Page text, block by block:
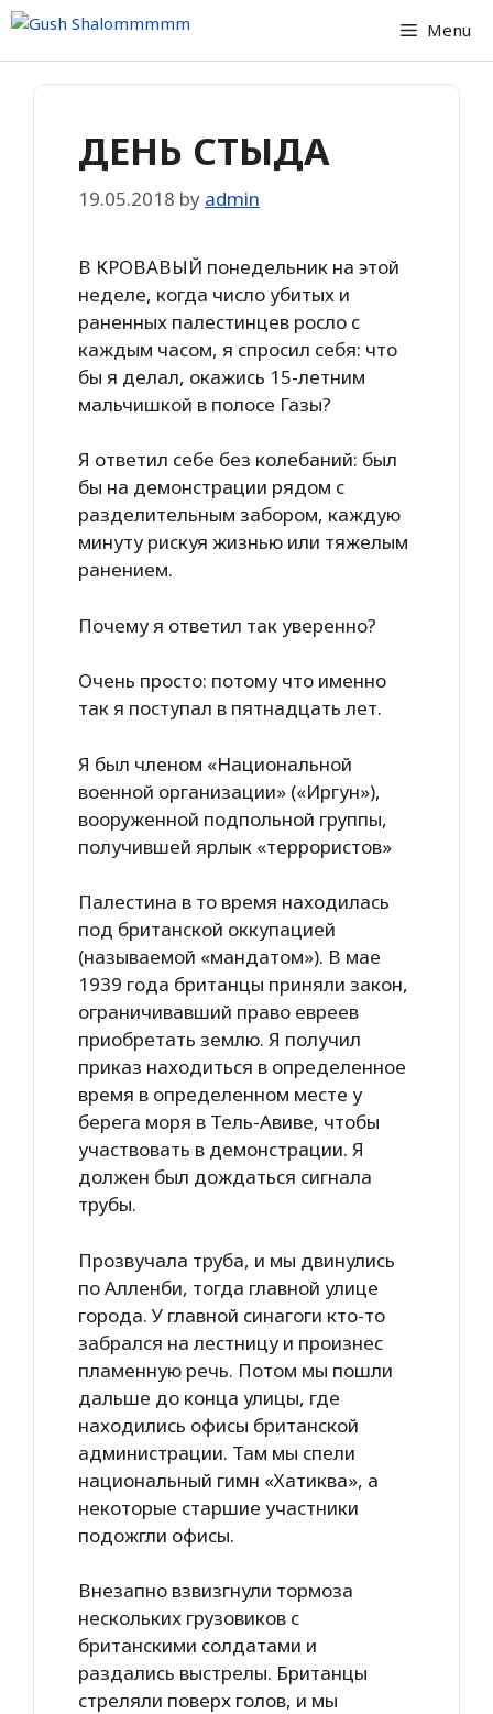
Skip
content
Menu
ДЕНЬ СТЫДА
19.05.2018 by admin
В КРОВАВЫЙ понедельник на этой
неделе, когда число убитых и
раненных палестинцев росло с
каждым часом, я спросил себя: что
бы я делал, окажись 15-летним
мальчишкой в полосе Газы?
Я ответил себе без колебаний: был
бы на демонстрации рядом с
разделительным забором, каждую
минуту рискуя жизнью или тяжелым
ранением.
Почему я ответил так уверенно?
Очень просто: потому что именно
так я поступал в пятнадцать лет.
Я был членом «Национальной
военной организации» («Иргун»),
вооруженной подпольной группы,
получившей ярлык «террористов»
Палестина в то время находилась
под британской оккупацией
(называемой «мандатом»). В мае
1939 года британцы приняли закон,
ограничивавший право евреев
приобретать землю. Я получил
приказ находиться в определенное
время в определенном месте у
берега моря в Тель-Авиве, чтобы
участвовать в демонстрации. Я
должен был дождаться сигнала
трубы.
Прозвучала труба, и мы двинулись
по Алленби, тогда главной улице
города. У главной синагоги кто-то
забрался на лестницу и произнес
пламенную речь. Потом мы пошли
дальше до конца улицы, где
находились офисы британской
администрации. Там мы спели
национальный гимн «Хатиква», а
некоторые старшие участники
подожгли офисы.
Внезапно взвизгнули тормоза
нескольких грузовиков с
британскими солдатами и
раздались выстрелы. Британцы
стреляли поверх голов, и мы